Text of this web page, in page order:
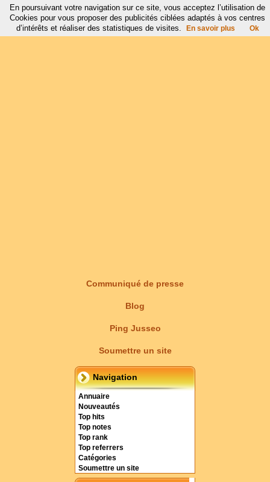
Communiqué de presse
Blog
Ping Jusseo
Soumettre un site
Navigation
Annuaire
Nouveautés
Top hits
Top notes
Top rank
Top referrers
Catégories
Soumettre un site
En poursuivant votre navigation sur ce site, vous acceptez l’utilisation de
Cookies pour vous proposer des publicités ciblées adaptés à vos centres
d’intérêts et réaliser des statistiques de visites.
En savoir plus Ok